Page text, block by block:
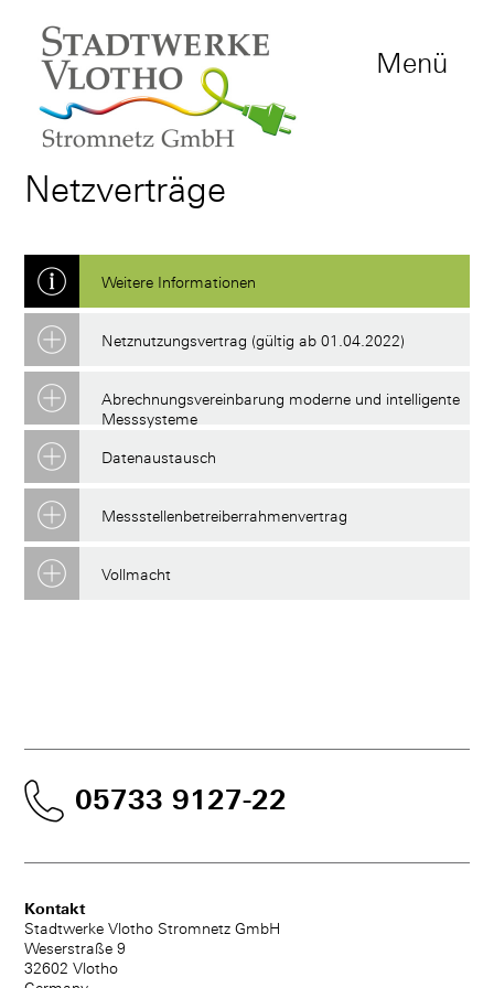
Menü
Netzverträge
Netznutzungsvertrag (gültig ab 01.04.2022)
Abrechnungsvereinbarung moderne und intelligente
Messsysteme
Datenaustausch
Messstellenbetreiberrahmenvertrag
Vollmacht
05733 9127-22
Kontakt
Stadtwerke Vlotho Stromnetz GmbH
Weserstraße 9
32602 Vlotho